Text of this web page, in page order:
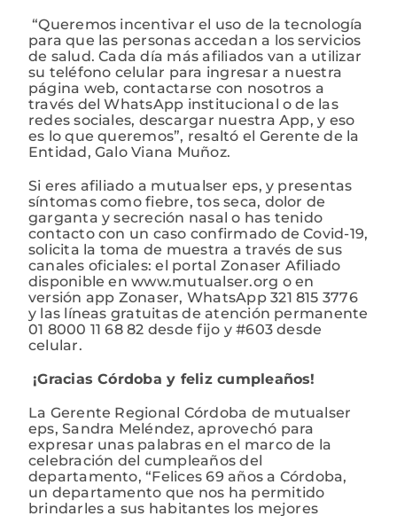
“Queremos incentivar el uso de la tecnología
para que las personas accedan a los servicios
de salud. Cada día más afiliados van a utilizar
su teléfono celular para ingresar a nuestra
página web, contactarse con nosotros a
través del WhatsApp institucional o de las
redes sociales, descargar nuestra App, y eso
es lo que queremos”, resaltó el Gerente de la
Entidad, Galo Viana Muñoz.
Si eres afiliado a mutualser eps, y presentas
síntomas como fiebre, tos seca, dolor de
garganta y secreción nasal o has tenido
contacto con un caso confirmado de Covid-19,
solicita la toma de muestra a través de sus
canales oficiales: el portal Zonaser Afiliado
disponible en www.mutualser.org o en
versión app Zonaser, WhatsApp 321 815 3776
y las líneas gratuitas de atención permanente
01 8000 11 68 82 desde fijo y #603 desde
celular.
¡Gracias Córdoba y feliz cumpleaños!
La Gerente Regional Córdoba de mutualser
eps, Sandra Meléndez, aprovechó para
expresar unas palabras en el marco de la
celebración del cumpleaños del
departamento, “Felices 69 años a Córdoba,
un departamento que nos ha permitido
brindarles a sus habitantes los mejores